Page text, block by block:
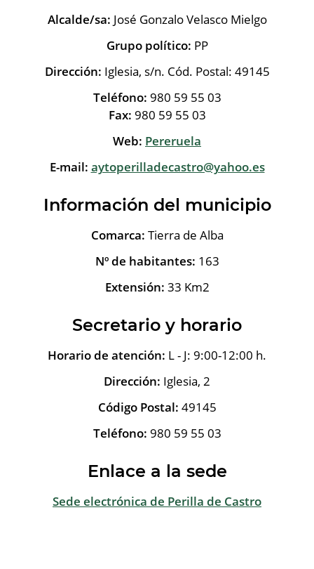
Alcalde/sa: José Gonzalo Velasco Mielgo
Grupo político: PP
Dirección: Iglesia, s/n. Cód. Postal: 49145
Teléfono: 980 59 55 03
Fax: 980 59 55 03
Web: Pereruela
E-mail: aytoperilladecastro@yahoo.es
Información del municipio
Comarca: Tierra de Alba
Nº de habitantes: 163
Extensión: 33 Km2
Secretario y horario
Horario de atención: L - J: 9:00-12:00 h.
Dirección: Iglesia, 2
Código Postal: 49145
Teléfono: 980 59 55 03
Enlace a la sede
Sede electrónica de Perilla de Castro